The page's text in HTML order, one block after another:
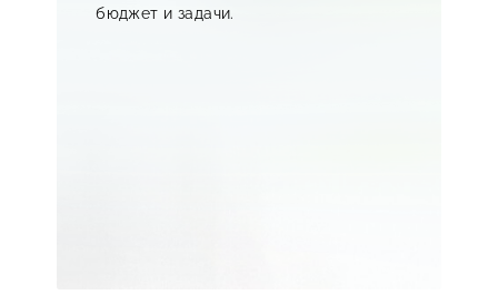
эффективные инструменты для роста вашего
бюджет и задачи.